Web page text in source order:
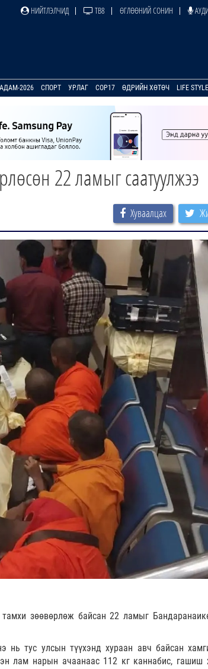
НИЙТЛЭЛЧИД ТВ8 ӨГЛӨӨНИЙ СОНИН
2026 СПОРТ УРЛАГ COP17 ӨДРИЙН ХӨТӨЧ LIFE STYLE
22 ламыг саатуулжээ
Хуваалцах
зөөвөрлөж байсан 22 ламыг
нь тус улсын түүхэнд хураан авч байсан
лам нарын ачаанаас 112 кг каннабис, гашиш